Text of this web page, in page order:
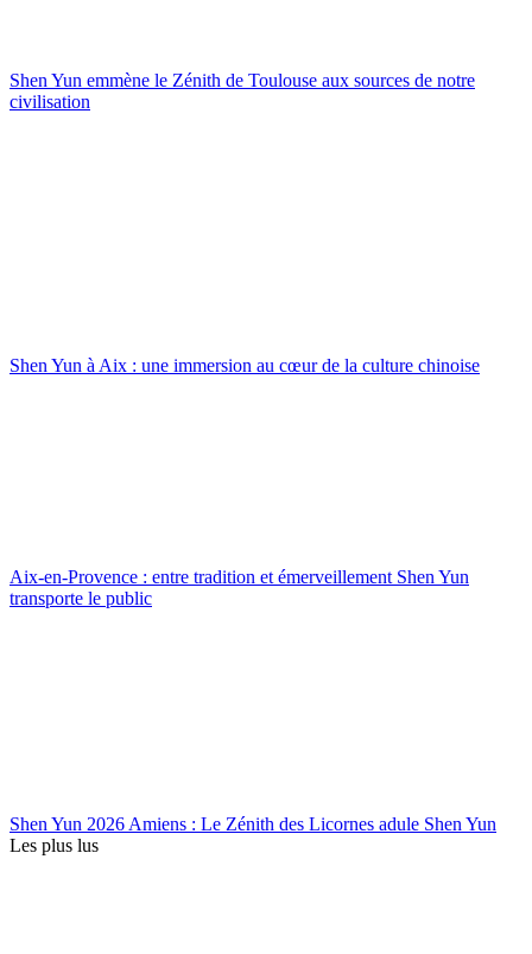
Shen Yun emmène le Zénith de Toulouse aux sources de notre
civilisation
Shen Yun à Aix : une immersion au cœur de la culture chinoise
Aix-en-Provence : entre tradition et émerveillement Shen Yun
transporte le public
Shen Yun 2026 Amiens : Le Zénith des Licornes adule Shen Yun
Les plus lus